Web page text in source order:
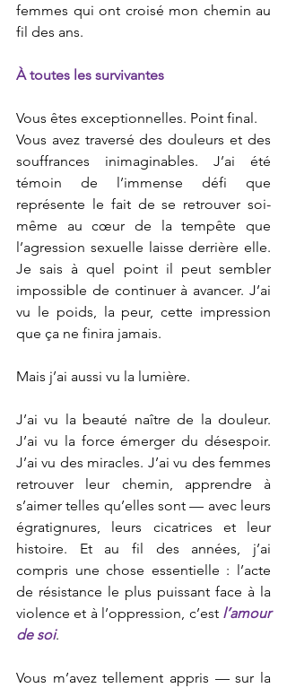
femmes qui ont croisé mon chemin au
fil des ans.
À toutes les survivantes
Vous êtes exceptionnelles. Point final.
Vous avez traversé des douleurs et des
souffrances inimaginables. J’ai été
témoin de l’immense défi que
représente le fait de se retrouver soi-
même au cœur de la tempête que
l’agression sexuelle laisse derrière elle.
Je sais à quel point il peut sembler
impossible de continuer à avancer. J’ai
vu le poids, la peur, cette impression
que ça ne finira jamais.
Mais j’ai aussi vu la lumière.
J’ai vu la beauté naître de la douleur.
J’ai vu la force émerger du désespoir.
J’ai vu des miracles. J’ai vu des femmes
retrouver leur chemin, apprendre à
s’aimer telles qu’elles sont — avec leurs
égratignures, leurs cicatrices et leur
histoire. Et au fil des années, j’ai
compris une chose essentielle : l’acte
de résistance le plus puissant face à la
violence et à l’oppression, c’est l’amour
de soi.
Vous m’avez tellement appris — sur la